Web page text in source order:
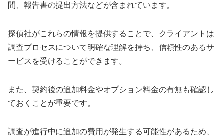
間、報告書の提出方法などが含まれています。
探偵社がこれらの情報を提供することで、クライアントは
調査プロセスについて明確な理解を持ち、信頼性のあるサ
ービスを受けることができます。
また、契約後の追加料金やオプション料金の有無も確認し
ておくことが重要です。
調査が進行中に追加の費用が発生する可能性があるため、